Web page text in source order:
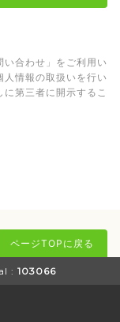
い合わせ」をご利用い
人情報の取扱いを行い
第三者に開示するこ
ページTOPに戻る
: 103066